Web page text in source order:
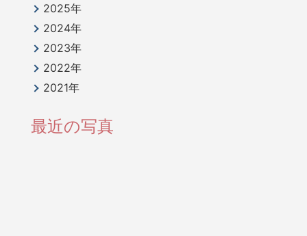
2025年
2024年
2023年
2022年
2021年
最近の写真